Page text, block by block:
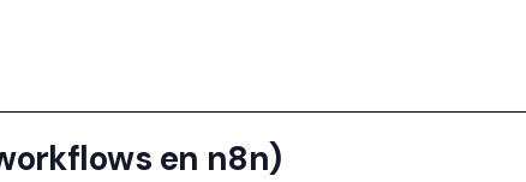
en n8n)